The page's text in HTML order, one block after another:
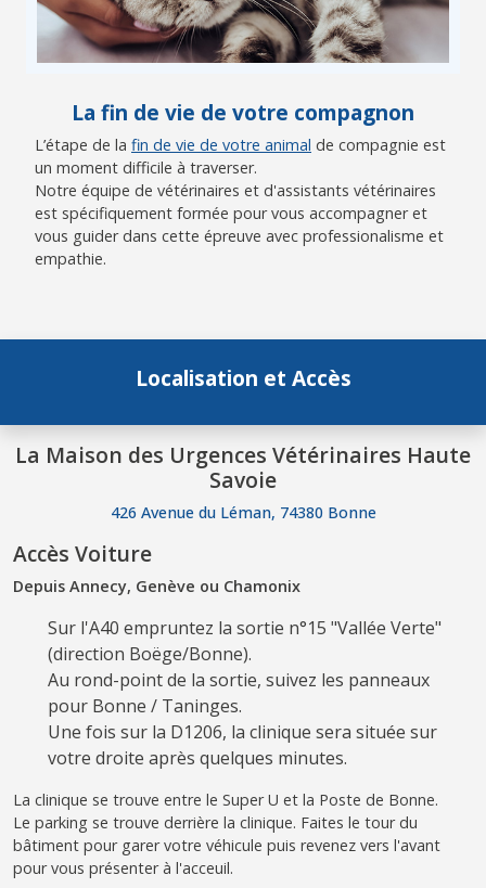
La fin de vie de votre compagnon
L’étape de la fin de vie de votre animal de compagnie est
un moment difficile à traverser.
Notre équipe de vétérinaires et d'assistants vétérinaires
est spécifiquement formée pour vous accompagner et
vous guider dans cette épreuve avec professionalisme et
empathie.
Localisation et Accès
La Maison des Urgences Vétérinaires Haute
Savoie
426 Avenue du Léman, 74380 Bonne
Accès Voiture
Depuis Annecy, Genève ou Chamonix
Sur l'A40 empruntez la sortie n°15 "Vallée Verte"
(direction Boëge/Bonne).
Au rond-point de la sortie, suivez les panneaux
pour Bonne / Taninges.
Une fois sur la D1206, la clinique sera située sur
votre droite après quelques minutes.
La clinique se trouve entre le Super U et la Poste de Bonne.
Le parking se trouve derrière la clinique. Faites le tour du
bâtiment pour garer votre véhicule puis revenez vers l'avant
pour vous présenter à l'acceuil.